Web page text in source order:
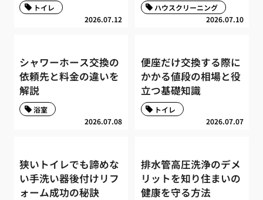
2026.07.12
トイレ
2026.07.10
ハウスクリーニング
シャワーホース交換の
依頼先と料金の違いを
解説
2026.07.08
浴室
便座だけ交換する際に
かかる値段の相場と役
立つ基礎知識
2026.07.07
トイレ
狭いトイレでも諦めな
い手洗い器後付けリフ
ォーム成功の秘訣
排水管高圧洗浄のデメ
リットを知り住まいの
健康を守る方法